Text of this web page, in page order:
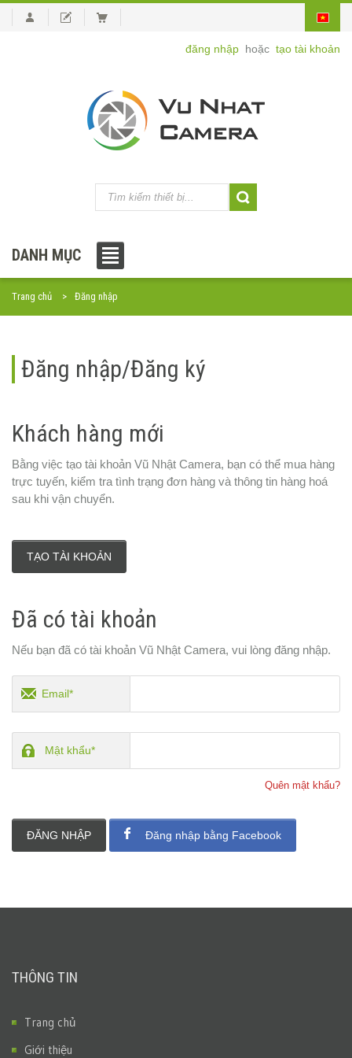
đăng nhập hoặc tạo tài khoản
DANH MỤC
Trang chủ Đăng nhập
Đăng nhập/Đăng ký
Khách hàng mới
Bằng việc tạo tài khoản Vũ Nhật Camera, bạn có thể mua hàng
trực tuyến, kiểm tra tình trạng đơn hàng và thông tin hàng hoá
sau khi vận chuyển.
TẠO TÀI KHOẢN
Đã có tài khoản
Nếu bạn đã có tài khoản Vũ Nhật Camera, vui lòng đăng nhập.
Email*
Mật khẩu*
Quên mật khẩu?
ĐĂNG NHẬP Đăng nhập bằng Facebook
THÔNG TIN
Trang chủ
Giới thiệu